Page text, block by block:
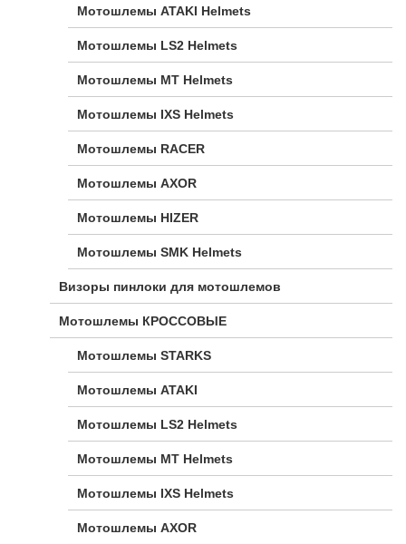
Мотошлемы ATAKI Helmets
Мотошлемы LS2 Helmets
Мотошлемы MT Helmets
Мотошлемы IXS Helmets
Мотошлемы RACER
Мотошлемы AXOR
Мотошлемы HIZER
Мотошлемы SMK Helmets
Визоры пинлоки для мотошлемов
Мотошлемы КРОССОВЫЕ
Мотошлемы STARKS
Мотошлемы ATAKI
Мотошлемы LS2 Helmets
Мотошлемы MT Helmets
Мотошлемы IXS Helmets
Мотошлемы AXOR